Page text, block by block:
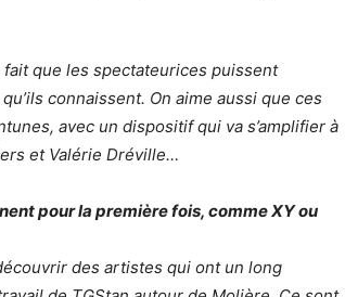
fait que les spectateurices puissent
connaissent. On aime aussi que ces
avec un dispositif qui va s’amplifier à
et Valérie Dréville…
pour la première fois, comme XY ou
des artistes qui ont un long